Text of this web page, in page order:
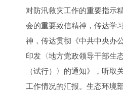
对防汛救灾工作的重要指示
会的重要致信精神，传达学
神，传达贯彻《中共中央办
印发〈地方党政领导干部生
（试行）〉的通知》，听取
工作情况的汇报。生态环境